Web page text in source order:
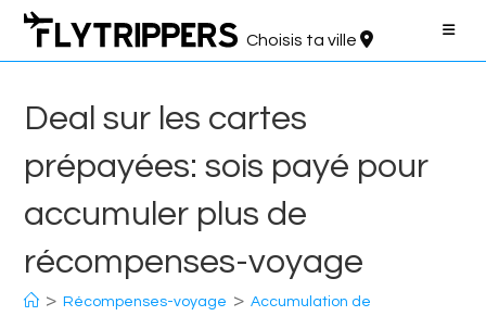
Aller
contenu
Choisis ta ville
Deal sur les cartes
prépayées: sois payé pour
accumuler plus de
récompenses-voyage
> Récompenses-voyage > Accumulation de